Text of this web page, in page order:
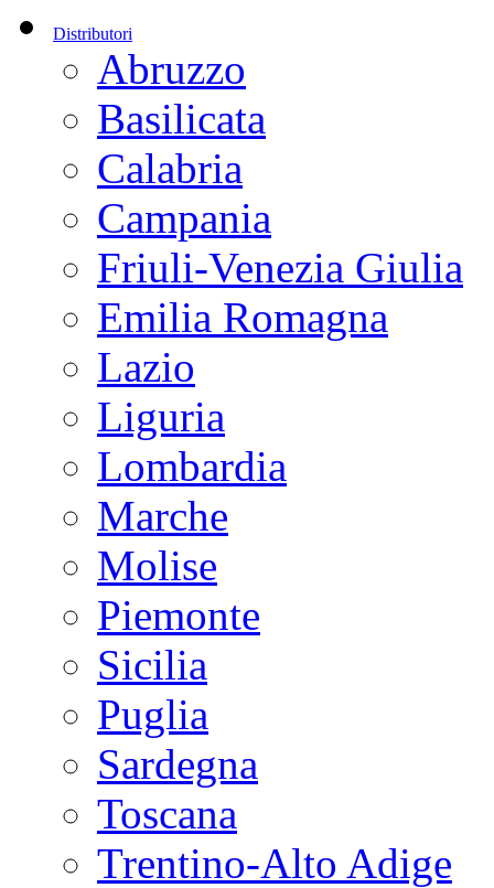
Distributori
Abruzzo
Basilicata
Calabria
Campania
Friuli-Venezia Giulia
Emilia Romagna
Lazio
Liguria
Lombardia
Marche
Molise
Piemonte
Sicilia
Puglia
Sardegna
Toscana
Trentino-Alto Adige